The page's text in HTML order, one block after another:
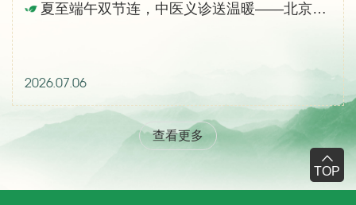
TOP
夏至端午双节连，中医义诊送温暖——北京按摩医院党支部系列义诊活动纪实
2026.07.06
查看更多